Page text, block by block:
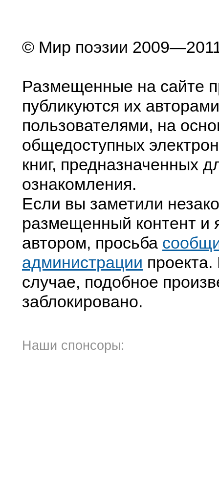
© Мир поэзии
Размещенные на сайте
публикуются их
пользователями, на
общедоступных
книг, предназначенных
ознакомления.
Если вы заметили
размещенный контент и
автором, просьба
администрации
случае, подобное
заблокировано.
Наши спонсоры: